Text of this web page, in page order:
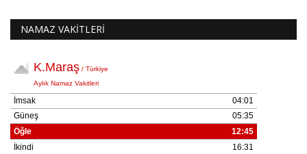
NAMAZ VAKİTLERİ